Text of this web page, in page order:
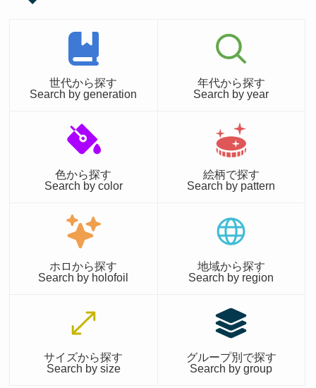
世代から探す
Search by generation
年代から探す
Search by year
色から探す
Search by color
絵柄で探す
Search by pattern
ホロから探す
Search by holofoil
地域から探す
Search by region
サイズから探す
Search by size
グループ別で探す
Search by group